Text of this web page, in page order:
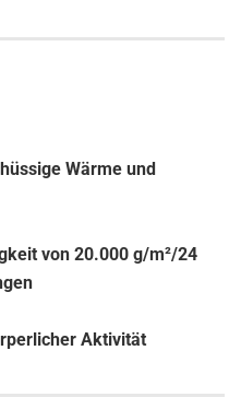
Wärme und
von 20.000 g/m²/24
Aktivität